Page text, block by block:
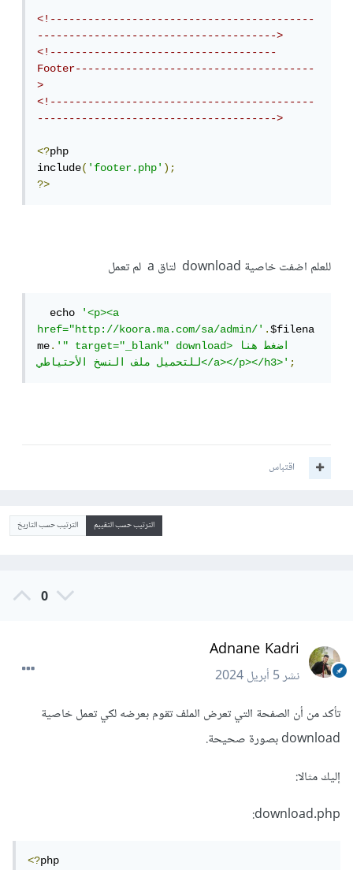
<!------------------------------------------
-------------------------------------->
<!------------------------------------
Footer--------------------------------------
>
<!------------------------------------------
-------------------------------------->
<?php
include('footer.php');
?>
للعلم اضفت خاصية download لتاق a لم تعمل
  echo
'<p><a
href="http://koora.ma.com/sa/admin/'.$filena
me.'" target="_blank" download>اضغط هنا
للتحميل ملف النسخ الأحتياطي</a></p></h3>';
اقتباس
الترتيب حسب التقييم الترتيب حسب التاريخ
0
Adnane Kadri
نشر5 أبريل 2024
تأكد من أن الصفحة التي تعرض الملف تقوم بعرضه لكي تعمل خاصية
download بصورة صحيحة.
إليك مثالا:
download.php:
<?php